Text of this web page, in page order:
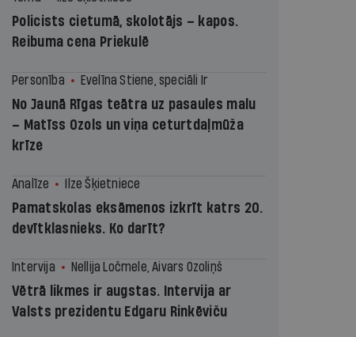
Policists cietumā, skolotājs – kapos.
Reibuma cena Priekulē
Personība Evelīna Stiene, speciāli Ir
No Jaunā Rīgas teātra uz pasaules malu
– Matīss Ozols un viņa ceturtdaļmūža
krīze
Analīze Ilze Šķietniece
Pamatskolas eksāmenos izkrīt katrs 20.
devītklasnieks. Ko darīt?
Intervija Nellija Ločmele, Aivars Ozoliņš
Vētrā likmes ir augstas. Intervija ar
Valsts prezidentu Edgaru Rinkēviču